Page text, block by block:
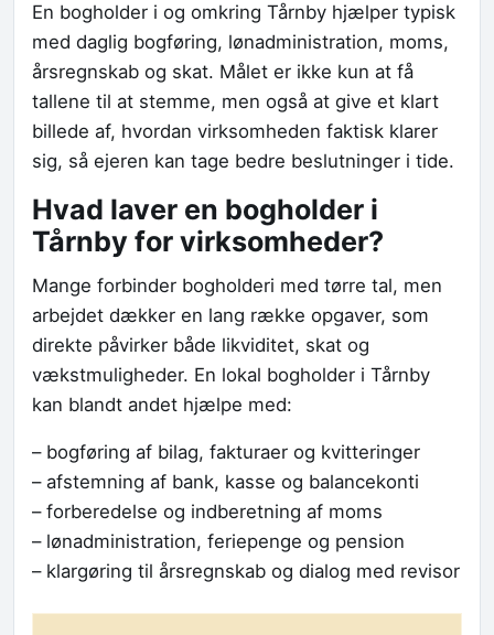
En bogholder i og omkring Tårnby hjælper typisk
med daglig bogføring, lønadministration, moms,
årsregnskab og skat. Målet er ikke kun at få
tallene til at stemme, men også at give et klart
billede af, hvordan virksomheden faktisk klarer
sig, så ejeren kan tage bedre beslutninger i tide.
Hvad laver en bogholder i
Tårnby for virksomheder?
Mange forbinder bogholderi med tørre tal, men
arbejdet dækker en lang række opgaver, som
direkte påvirker både likviditet, skat og
vækstmuligheder. En lokal bogholder i Tårnby
kan blandt andet hjælpe med:
– bogføring af bilag, fakturaer og kvitteringer
– afstemning af bank, kasse og balancekonti
– forberedelse og indberetning af moms
– lønadministration, feriepenge og pension
– klargøring til årsregnskab og dialog med revisor